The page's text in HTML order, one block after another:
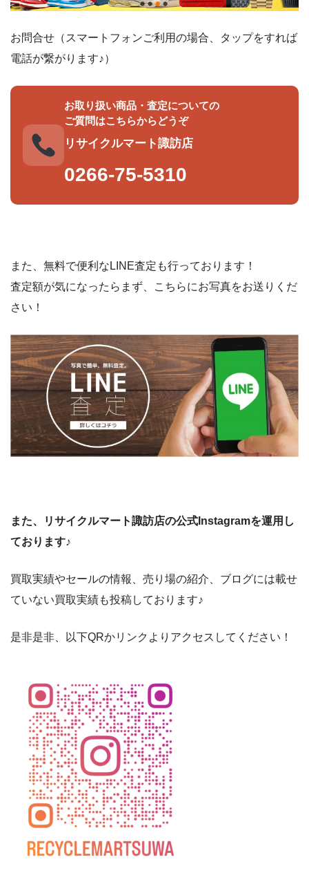
お問合せ（スマートフォンご利用の場合、タップをすれば
電話が繋がります♪）
お取り扱い商品・査定についての
ご質問はこちらからどうぞ
リサイクルマート諏訪店
0266-75-5310
また、無料で便利なLINE査定も行っております！
査定額が気になったらまず、こちらにお写真をお送りくだ
さい！
また、リサイクルマート諏訪店の公式Instagramを運用し
ております♪
買取実績やセールの情報、売り場の紹介、ブログには載せ
ていない買取実績も投稿しております♪
是非是非、以下QRかリンクよりアクセスしてください！